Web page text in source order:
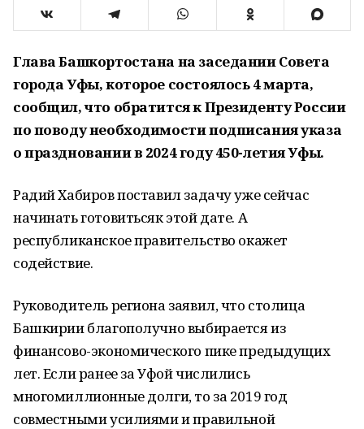
Глава Башкортостана на заседании Совета
города Уфы, которое состоялось 4 марта,
сообщил, что обратится к Президенту России
по поводу необходимости подписания указа
о праздновании в 2024 году 450-летия Уфы.
Радий Хабиров поставил задачу уже сейчас
начинать готовитьсяк этой дате. А
республиканское правительство окажет
содействие.
Руководитель региона заявил, что столица
Башкирии благополучно выбирается из
финансово-экономического пике предыдущих
лет. Если ранее за Уфой числились
многомиллионные долги, то за 2019 год
совместными усилиями и правильной